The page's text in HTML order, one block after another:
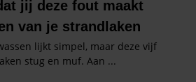
gegevens combineren met andere
heeft verstrekt of die ze hebben
uw gebruik van hun services. U
cookies als u onze website blijft